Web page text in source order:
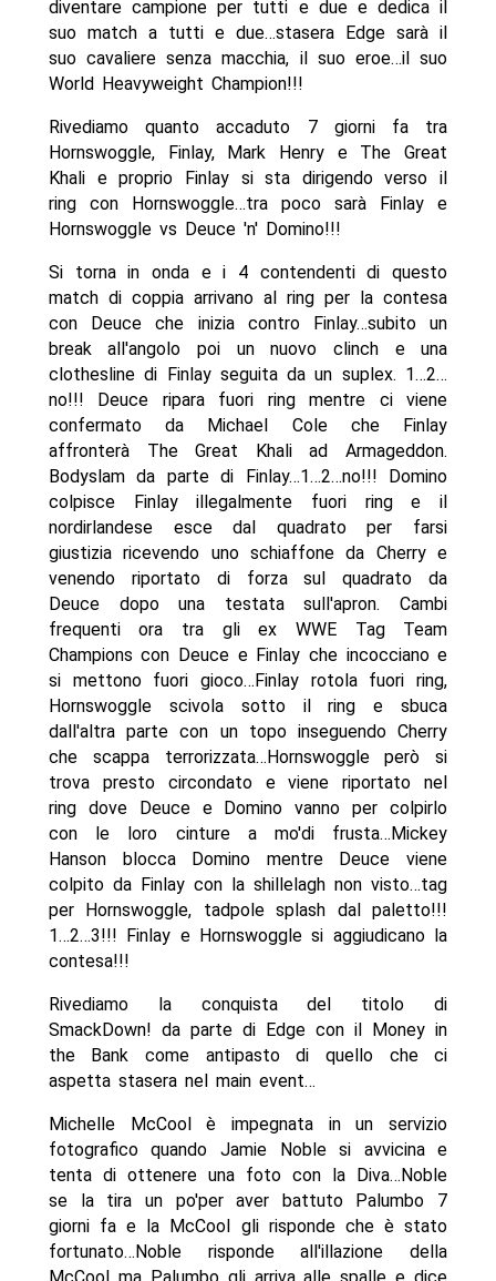
diventare campione per tutti e due e dedica il
suo match a tutti e due…stasera Edge sarà il
suo cavaliere senza macchia, il suo eroe…il suo
World Heavyweight Champion!!!
Rivediamo quanto accaduto 7 giorni fa tra
Hornswoggle, Finlay, Mark Henry e The Great
Khali e proprio Finlay si sta dirigendo verso il
ring con Hornswoggle…tra poco sarà Finlay e
Hornswoggle vs Deuce 'n' Domino!!!
Si torna in onda e i 4 contendenti di questo
match di coppia arrivano al ring per la contesa
con Deuce che inizia contro Finlay…subito un
break all'angolo poi un nuovo clinch e una
clothesline di Finlay seguita da un suplex. 1…2…
no!!! Deuce ripara fuori ring mentre ci viene
confermato da Michael Cole che Finlay
affronterà The Great Khali ad Armageddon.
Bodyslam da parte di Finlay…1…2…no!!! Domino
colpisce Finlay illegalmente fuori ring e il
nordirlandese esce dal quadrato per farsi
giustizia ricevendo uno schiaffone da Cherry e
venendo riportato di forza sul quadrato da
Deuce dopo una testata sull'apron. Cambi
frequenti ora tra gli ex WWE Tag Team
Champions con Deuce e Finlay che incocciano e
si mettono fuori gioco…Finlay rotola fuori ring,
Hornswoggle scivola sotto il ring e sbuca
dall'altra parte con un topo inseguendo Cherry
che scappa terrorizzata…Hornswoggle però si
trova presto circondato e viene riportato nel
ring dove Deuce e Domino vanno per colpirlo
con le loro cinture a mo'di frusta…Mickey
Hanson blocca Domino mentre Deuce viene
colpito da Finlay con la shillelagh non visto…tag
per Hornswoggle, tadpole splash dal paletto!!!
1…2…3!!! Finlay e Hornswoggle si aggiudicano la
contesa!!!
Rivediamo la conquista del titolo di
SmackDown! da parte di Edge con il Money in
the Bank come antipasto di quello che ci
aspetta stasera nel main event…
Michelle McCool è impegnata in un servizio
fotografico quando Jamie Noble si avvicina e
tenta di ottenere una foto con la Diva…Noble
se la tira un po'per aver battuto Palumbo 7
giorni fa e la McCool gli risponde che è stato
fortunato…Noble risponde all'illazione della